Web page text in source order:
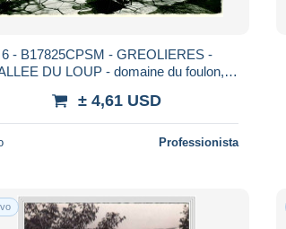
6 - B17825CPSM - GREOLIERES -
DU LOUP - domaine du foulon,
MARITIMES
± 4,61 USD
Professionista